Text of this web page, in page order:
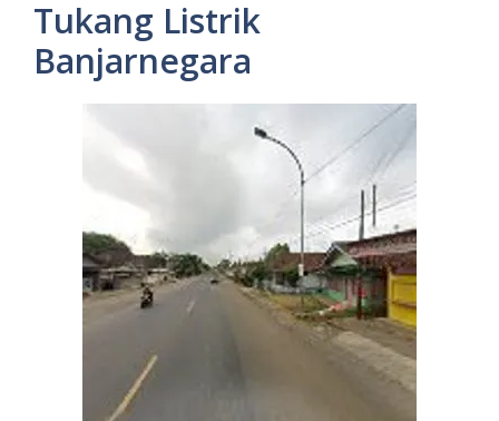
Tukang Listrik
Banjarnegara